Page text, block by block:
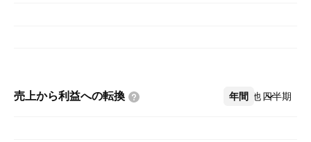
売上から利益への転換 年間 四半期
その他